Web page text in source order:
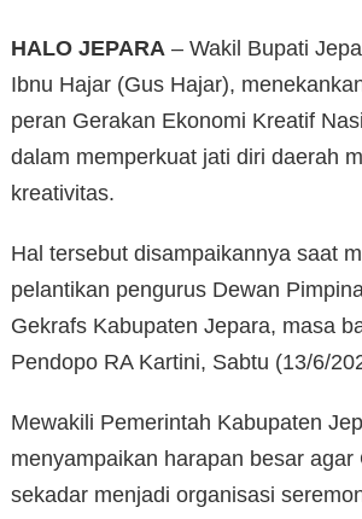
HALO JEPARA – Wakil Bupati
Ibnu Hajar (Gus Hajar),
peran Gerakan Ekonomi Kreatif
dalam memperkuat jati diri daerah
kreativitas.
Hal tersebut disampaikannya saat
pelantikan pengurus Dewan
Gekrafs Kabupaten Jepara, masa
Pendopo RA Kartini, Sabtu (13/6/
Mewakili Pemerintah Kabupaten
menyampaikan harapan besar agar
sekadar menjadi organisasi